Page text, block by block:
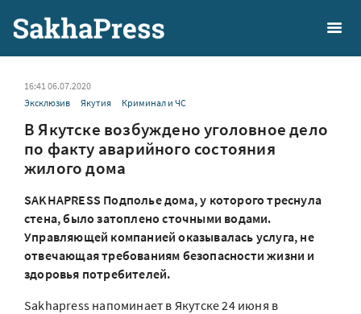
16:41 06.07.2020
Эксклюзив
Якутия Криминал и ЧС
В Якутске возбуждено уголовное дело
по факту аварийного состояния
жилого дома
SAKHAPRESS Подполье дома, у которого треснула
стена, было затоплено сточными водами.
Управляющей компанией оказывалась услуга, не
отвечающая требованиям безопасности жизни и
здоровья потребителей.
Sakhapress напоминает в Якутске 24 июня в